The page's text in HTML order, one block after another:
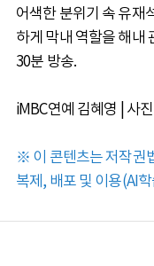
어색한 분위기 속 유재
하게 막내 역할을 해내
30분 방송.
iMBC연예 김혜영 | 사
※ 이 콘텐츠는 저작권
복제, 배포 및 이용(AI